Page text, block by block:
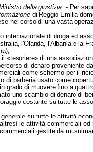
della giustizia. - Per
di Reggio Emilia
nel corso di una vasta
internazionale di droga ed
l'Olanda, l'Albania e la
«tesoriere» di una
di denaro proveniente
come schermo per il
di barberia usato come
grado di muovere fino a
uno scambio di denaro di
costante su tutte le
su tutte le attività
le attività commerciali
gestite da